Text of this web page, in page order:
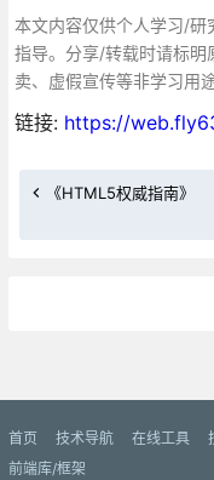
本文内容仅供个人学习/研
指导。分享/转载时请标明
卖、虚假宣传等非学习用
链接: https://
《HTML5权威指南》
首页 技术导航 在线工具
前端库/框架